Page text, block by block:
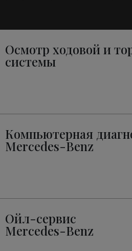
Осмотр ходовой и
системы
Компьютерная
Mercedes-Benz
Ойл-сервис
Mercedes-Benz